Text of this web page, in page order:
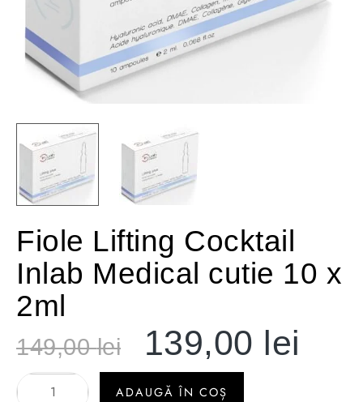
Fiole Lifting Cocktail
Inlab Medical cutie 10 x
2ml
149,00lei 139,00 lei
ADAUGĂ ÎN COȘ